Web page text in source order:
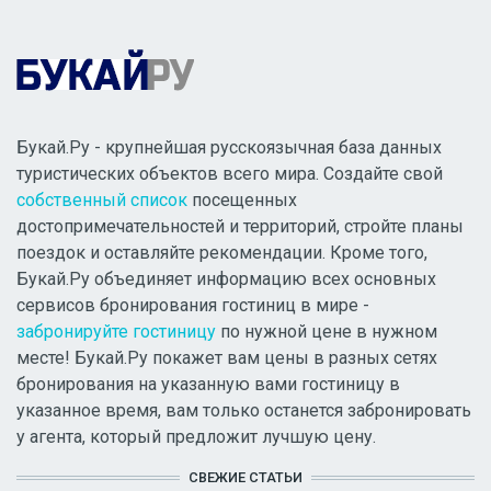
Букай.Ру - крупнейшая русскоязычная база данных
туристических объектов всего мира. Создайте свой
собственный список посещенных
достопримечательностей и территорий, стройте планы
поездок и оставляйте рекомендации. Кроме того,
Букай.Ру объединяет информацию всех основных
сервисов бронирования гостиниц в мире -
забронируйте гостиницу по нужной цене в нужном
месте! Букай.Ру покажет вам цены в разных сетях
бронирования на указанную вами гостиницу в
указанное время, вам только останется забронировать
у агента, который предложит лучшую цену.
СВЕЖИЕ СТАТЬИ